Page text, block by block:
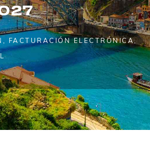
FACTURACIÓN ELECTRÓNICA,